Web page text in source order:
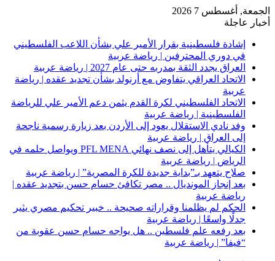
الجمعة, أغسطس 7 2026
أخبار عاجلة
إشادة فلسطينية بقرار الأمير علي بشأن اللاعب الفلسطيني
في دوري المحترفين | رياضة عربية
العراق يجدد الثقة بمدربه حتى عام 2027 | رياضة عربية
الاتحاد العراقي يتفاوض مع أرنولد بشأن تجديد عقده | رياضة
عربية
الاتحاد الفلسطيني لكرة القدم يثمن دعم الأمير علي للرياضة
الفلسطينية | رياضة عربية
وفد نادي الاستقلال يعود إلى الأردن بعد زيارة رسمية ناجحة
إلى العراق | رياضة عربية
الكيالي يتأهل إلى نصف نهائي PFL MENA ويواصل حلمه في
الرياض | رياضة عربية
صلاح يتعهد بـ”بداية جديدة للكرة المصرية” | رياضة عربية
بعد إنجاز المونديال .. مصر تكافئ حسام حسن بتجديد عقده |
رياضة عربية
الحكم لم يظلمنا وقراراته صحيحة .. خبير تحكيم مصري يثير
جدلًا واسعًا | رياضة عربية
بعد رفعه علم فلسطين .. هل يواجه حسام حسن عقوبة من
“فيفا” | رياضة عربية